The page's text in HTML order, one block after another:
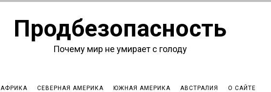
Продбезопасность
Почему мир не умирает с голоду
АФРИКА СЕВЕРНАЯ АМЕРИКА ЮЖНАЯ АМЕРИКА АВСТРАЛИЯ О САЙТЕ